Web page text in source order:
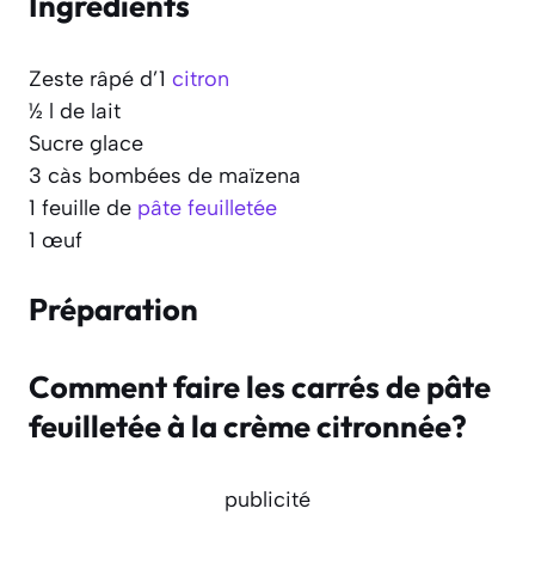
Zeste râpé d’1 citron
½ l de lait
Sucre glace
3 càs bombées de maïzena
1 feuille de pâte feuilletée
1 œuf
Préparation
Comment faire les carrés de pâte
feuilletée à la crème citronnée?
publicité